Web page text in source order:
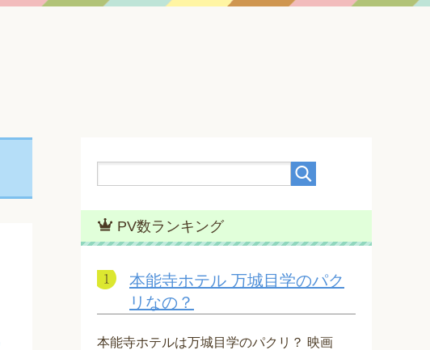
PV数ランキング
本能寺ホテル 万城目学のパク
リなの？
本能寺ホテルは万城目学のパクリ？ 映画